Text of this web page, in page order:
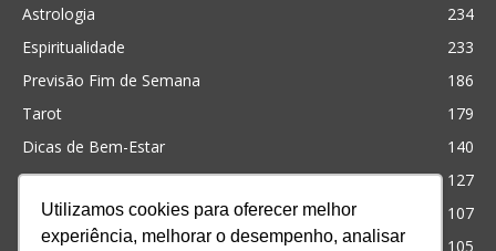
Utilizamos cookies para oferecer melhor
experiência, melhorar o desempenho, analisar
Astrologia
234
Espiritualidade
233
Previsão Fim de Semana
186
Tarot
179
Dicas de Bem-Estar
140
Cristianismo
127
Simpatias
107
Significado dos sonhos
105